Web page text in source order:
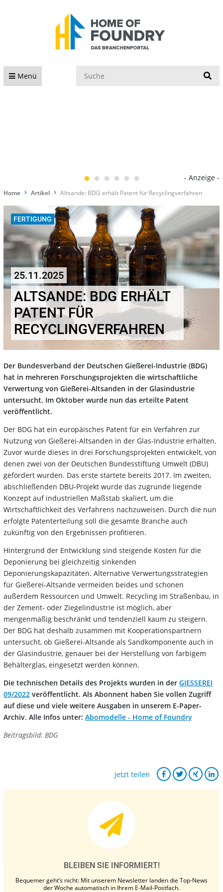
Menü
- Anzeige -
Home Artikel Altsande: BDG erhält Patent für Recyclingverfahren
FERTIGUNG
25.11.2025
ALTSANDE: BDG ERHÄLT
PATENT FÜR
RECYCLINGVERFAHREN
Der Bundesverband der Deutschen Gießerei-Industrie (BDG)
hat in mehreren Forschungsprojekten die wirtschaftliche
Verwertung von Gießerei-Altsanden in der Glasindustrie
untersucht. Im Oktober wurde nun das erteilte Patent
veröffentlicht.
Der BDG hat ein europäisches Patent für ein Verfahren zur
Nutzung von Gießerei-Altsanden in der Glas-Industrie erhalten.
Zuvor wurde dieses in drei Forschungsprojekten entwickelt, von
denen zwei von der Deutschen Bundesstiftung Umwelt (DBU)
gefördert wurden. Das erste startete bereits 2017. Im zweiten,
abschließenden DBU-Projekt wurde das zugrunde liegende
Konzept auf industriellen Maßstab skaliert, um die
Wirtschaftlichkeit des Verfahrens nachzuweisen. Durch die nun
erfolgte Patenterteilung soll die gesamte Branche auch
zukünftig von den Ergebnissen profitieren.
Hintergrund der Entwicklung sind steigende Kosten für die
Deponierung bei gleichzeitig sinkenden
Deponierungskapazitäten. Alternative Verwertungsstrategien
für Gießerei-Altsande vermeiden beides und schonen
außerdem Ressourcen und Umwelt. Recycling im Straßenbau, in
der Zement- oder Ziegelindustrie ist möglich, aber
mengenmäßig beschränkt und tendenziell kaum zu steigern.
Der BDG hat deshalb zusammen mit Kooperationspartnern
untersucht, ob Gießerei-Altsande als Sandkomponente auch in
der Glasindustrie, genauer bei der Herstellung von farbigem
Behälterglas, eingesetzt werden können.
Die technischen Details des Projekts wurden in der GIESSEREI
09/2022 veröffentlicht. Als Abonnent haben Sie vollen Zugriff
auf diese und viele weitere Ausgaben in unserem E-Paper-
Archiv. Alle Infos unter: Abomodelle - Home of Foundry
Beitragsbild: BDG
Jetzt teilen
BLEIBEN SIE INFORMIERT!
Bequemer geht’s nicht: Mit unserem Newsletter landen die Top-News
der Woche automatisch in Ihrem E-Mail-Postfach.